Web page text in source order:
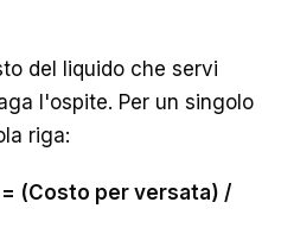
del liquido che servi
l'ospite. Per un singolo
riga:
(Costo per versata) /